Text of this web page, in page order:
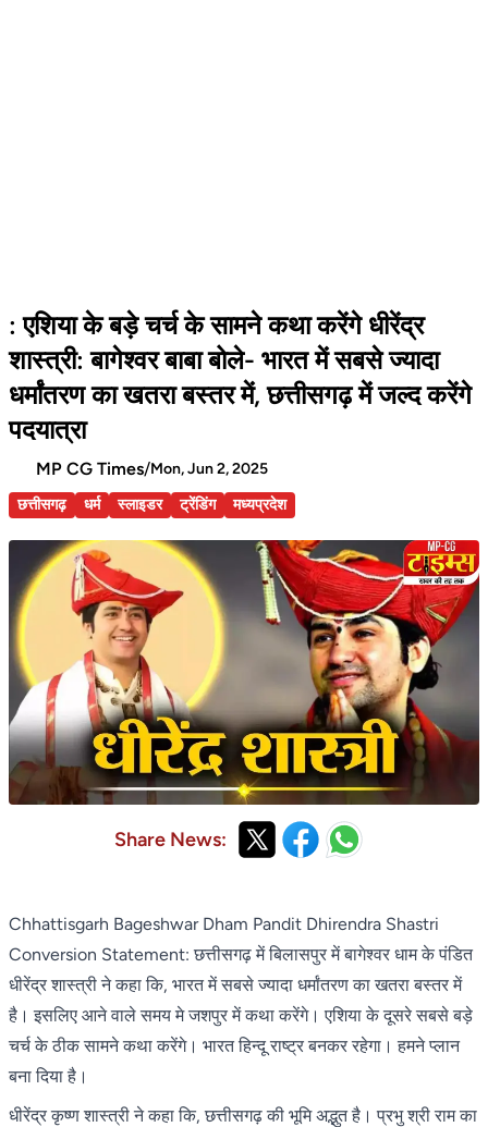
: एशिया के बड़े चर्च के सामने कथा करेंगे धीरेंद्र
शास्त्री: बागेश्वर बाबा बोले- भारत में सबसे ज्यादा
धर्मांतरण का खतरा बस्तर में, छत्तीसगढ़ में जल्द करेंगे
पदयात्रा
MP CG Times/Mon, Jun 2, 2025
छत्तीसगढ़
धर्म स्लाइडर ट्रेंडिंग मध्यप्रदेश
Share News:
Chhattisgarh Bageshwar Dham Pandit Dhirendra Shastri
Conversion Statement: छत्तीसगढ़ में बिलासपुर में बागेश्वर धाम के पंडित
धीरेंद्र शास्त्री ने कहा कि, भारत में सबसे ज्यादा धर्मांतरण का खतरा बस्तर में
है। इसलिए आने वाले समय मे जशपुर में कथा करेंगे। एशिया के दूसरे सबसे बड़े
चर्च के ठीक सामने कथा करेंगे। भारत हिन्दू राष्ट्र बनकर रहेगा। हमने प्लान
बना दिया है।
धीरेंद्र कृष्ण शास्त्री ने कहा कि, छत्तीसगढ़ की भूमि अद्भुत है। प्रभु श्री राम का